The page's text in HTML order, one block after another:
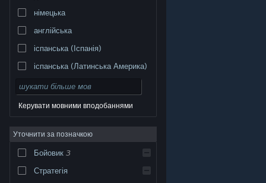
© Valve Corporation. Усі права захищено. Усі
Юридична інформація
підписника Steam
cookie
німецька
англійська
іспанська (Іспанія)
іспанська (Латинська Америка)
Керувати мовними вподобаннями
Уточнити за позначкою
Бойовик 3
Стратегія